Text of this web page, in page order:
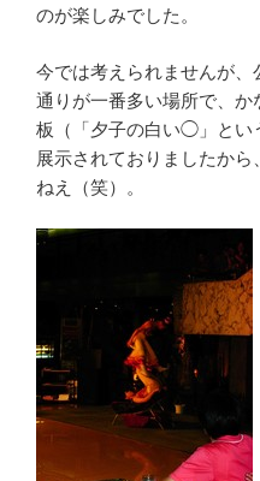
のが楽しみでした。
今では考えられませんが、
通りが一番多い場所で、
板（「夕子の白い◯」とい
展示されておりましたか
ねえ（笑）。